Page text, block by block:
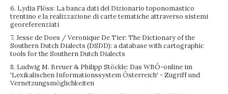
6. Lydia Flöss: La banca dati del Dizionario toponomastico
trentino e la realizzazione di carte tematiche attraverso sistemi
georeferenziati
7. Jesse de Does / Veronique De Tier: The Dictionary of the
Southern Dutch Dialects (DSDD): a database with cartographic
tools for the Southern Dutch Dialects
8. Ludwig M. Breuer & Philipp Stöckle: Das WBÖ-online im
'Lexikalischen Informationssystem Österreich' - Zugriff und
Vernetzungsmöglichkeiten